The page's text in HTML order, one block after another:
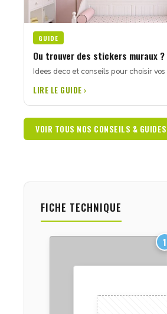
GUIDE
Ou trouver des stickers muraux ?
Idees deco et conseils pour choisir
LIRE LE GUIDE ›
VOIR TOUS NOS CONSEILS & GUIDES
FICHE TECHNIQUE
1